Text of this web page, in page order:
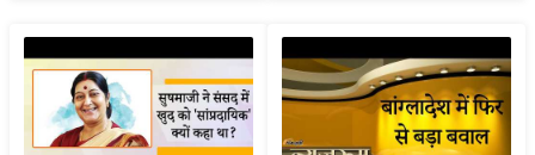
क्नॉ
लॉ
ब्यू